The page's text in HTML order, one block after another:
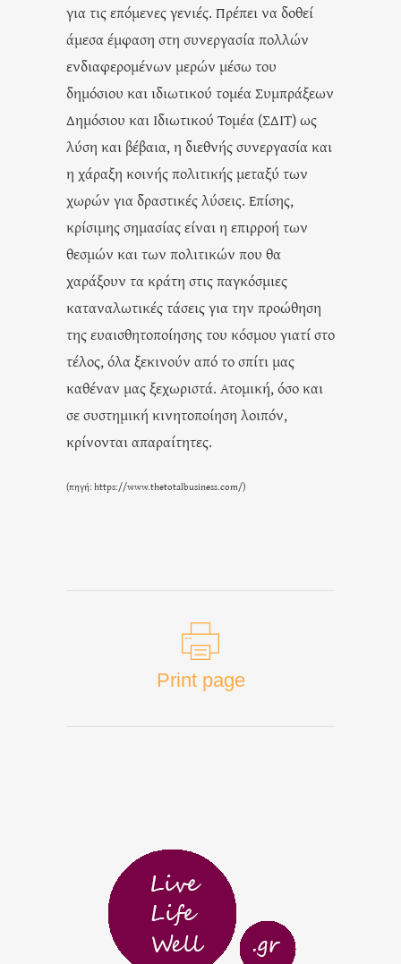
για τις επόμενες γενιές. Πρέπει να δοθεί
άμεσα έμφαση στη συνεργασία πολλών
ενδιαφερομένων μερών μέσω του
δημόσιου και ιδιωτικού τομέα Συμπράξεων
Δημόσιου και Ιδιωτικού Τομέα (ΣΔΙΤ) ως
λύση και βέβαια, η διεθνής συνεργασία και
η χάραξη κοινής πολιτικής μεταξύ των
χωρών για δραστικές λύσεις. Επίσης,
κρίσιμης σημασίας είναι η επιρροή των
θεσμών και των πολιτικών που θα
χαράξουν τα κράτη στις παγκόσμιες
καταναλωτικές τάσεις για την προώθηση
της ευαισθητοποίησης του κόσμου γιατί στο
τέλος, όλα ξεκινούν από το σπίτι μας
καθέναν μας ξεχωριστά. Ατομική, όσο και
σε συστημική κινητοποίηση λοιπόν,
κρίνονται απαραίτητες.
(πηγή: https://www.thetotalbusiness.com/)
Print page